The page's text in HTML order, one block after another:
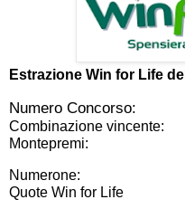
Estrazione Win for Life del
Numero Concorso:
Combinazione vincente:
Montepremi:
Numerone:
Quote Win for Life